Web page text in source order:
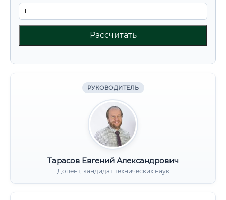
Рассчитать
РУКОВОДИТЕЛЬ
Тарасов Евгений Александрович
Доцент, кандидат технических наук